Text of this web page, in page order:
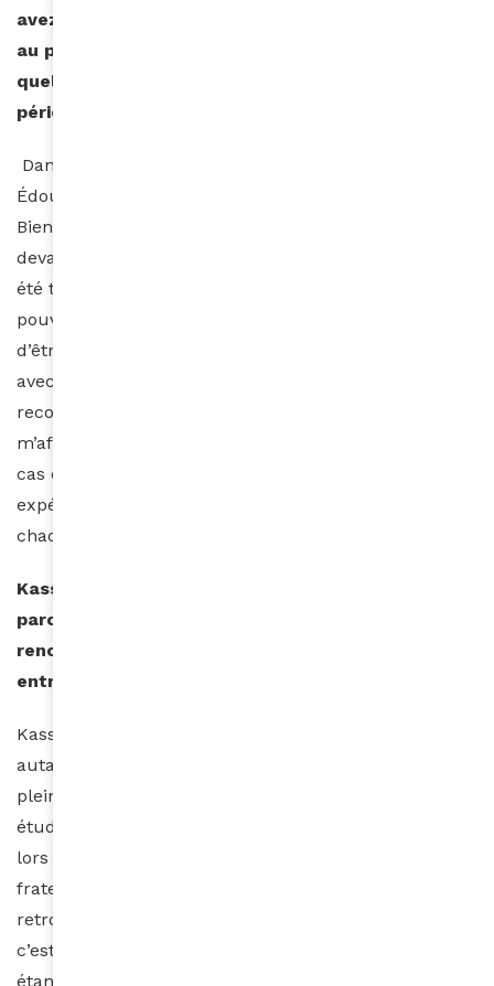
avez dû gagner, au fur et à mesure, votre place,
au point de devenir incontournable. Avec le recul,
quel regard portez-vous aujourd’hui sur cette
période charnière de votre vie ?
Dans le projet de Kassav », en tout cas de Pierre
Édouard et Jacob au départ, la femme avait sa place.
Bien entendu, comme tous les autres membres, elle
devait faire ses preuves. Donc avec eux, ça n’a pas
été très compliqué, ma motivation et ce que je
pouvais partager avec le groupe me permettaient
d’être là. C’est ensuite qu’il a fallu confirmer et c’est
avec eux à mes côtés que je l’ai fait. Je suis donc très
reconnaissante, car leur confiance m’a permis de
m’affirmer au sein du groupe. Je crois que c’est le
cas de tous dans ce groupe. C’est vraiment une belle
expérience où chacun donnait à tous, en laissant
chacun respirer…
Kassav’ a aussi été un moyen pour vous de
parcourir l’Afrique à travers vos concerts et d’y
rencontrer un public très fidèle… Quel lien
entretenez-vous avec l’Afrique ?
Kassav’ est tombé amoureux de l’Afrique et a reçu
autant en retour. Dans mon livre, je dis avoir connu
plein de copains de toute l’Afrique, lorsque j’étais
étudiante et j’ai eu la chance d’en revoir plusieurs
lors de nos voyages. Les liens sont toujours très
fraternels. Nous avons tous des amis ici et là et les
retrouvons avec plaisir. Après le public de chez nous,
c’est l’Afrique qui a soutenu Kassav ». La population
étant beaucoup plus importante que dans nos